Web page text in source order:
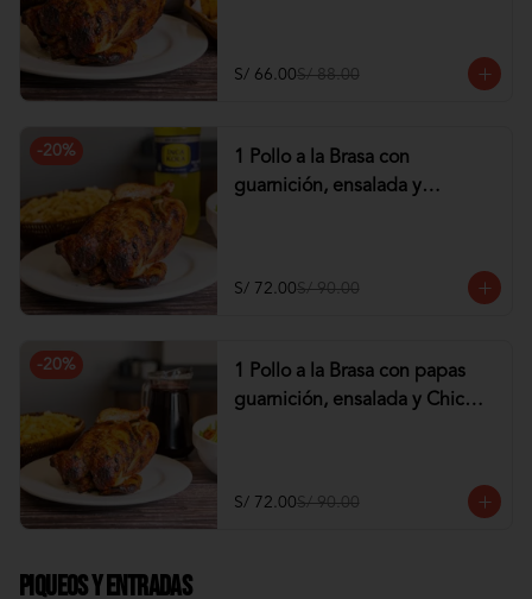
S/ 66.00S/ 88.00
-20%
1 Pollo a la Brasa con
guarnición, ensalada y
S/ 72.00S/ 90.00
-20%
1 Pollo a la Brasa con papas
guarnición, ensalada y Chicha
S/ 72.00S/ 90.00
Piqueos y Entradas